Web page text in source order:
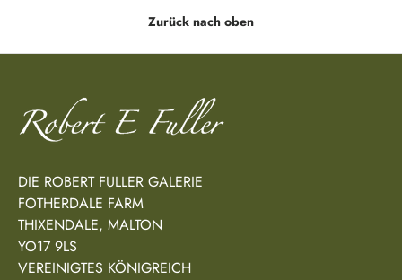
Zurück nach oben
DIE ROBERT FULLER GALERIE
FOTHERDALE FARM
THIXENDALE, MALTON
YO17 9LS
VEREINIGTES KÖNIGREICH